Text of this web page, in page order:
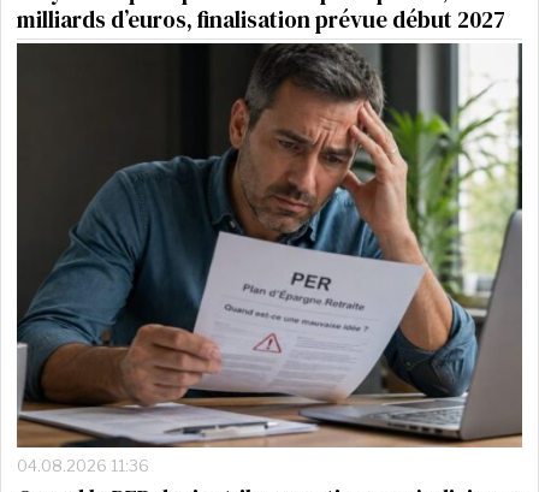
milliards d’euros, finalisation prévue début 2027
04.08.2026 11:36